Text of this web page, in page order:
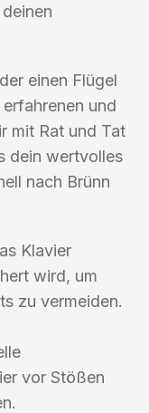
einen Flügel
und
mit Rat und Tat
dein wertvolles
nach Brünn
Klavier
wird, um
zu vermeiden.
vor Stößen